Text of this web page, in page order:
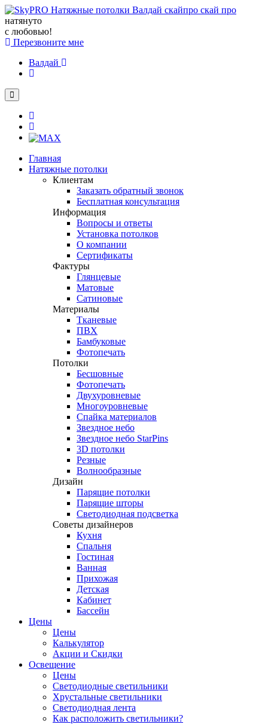
натянуто
с любовью!
Перезвоните мне
Валдай
Главная
Натяжные потолки
Клиентам
Заказать обратный звонок
Бесплатная консультация
Информация
Вопросы и ответы
Установка потолков
О компании
Сертификаты
Фактуры
Глянцевые
Матовые
Сатиновые
Материалы
Тканевые
ПВХ
Бамбуковые
Фотопечать
Потолки
Бесшовные
Фотопечать
Двухуровневые
Многоуровневые
Спайка материалов
Звездное небо
Звездное небо StarPins
3D потолки
Резные
Волнообразные
Дизайн
Парящие потолки
Парящие шторы
Светодиодная подсветка
Советы дизайнеров
Кухня
Спальня
Гостиная
Ванная
Прихожая
Детская
Кабинет
Бассейн
Цены
Цены
Калькулятор
Акции и Скидки
Освещение
Цены
Светодиодные светильники
Хрустальные светильники
Светодиодная лента
Как расположить светильники?